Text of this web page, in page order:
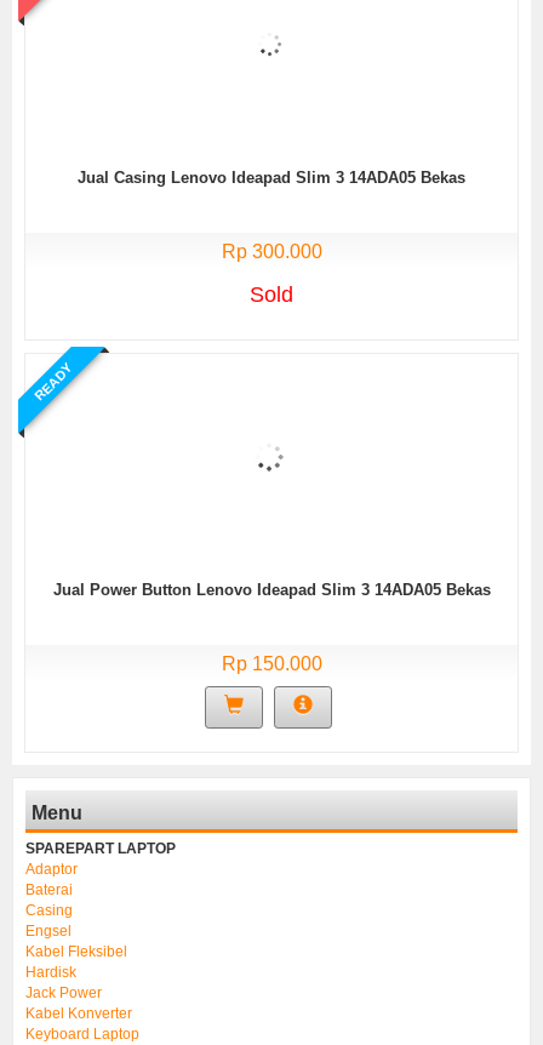
Jual Casing Lenovo Ideapad Slim 3 14ADA05 Bekas
Rp 300.000
Sold
READY
Jual Power Button Lenovo Ideapad Slim 3 14ADA05 Bekas
Rp 150.000
Menu
SPAREPART LAPTOP
Adaptor
Baterai
Casing
Engsel
Kabel Fleksibel
Hardisk
Jack Power
Kabel Konverter
Keyboard Laptop